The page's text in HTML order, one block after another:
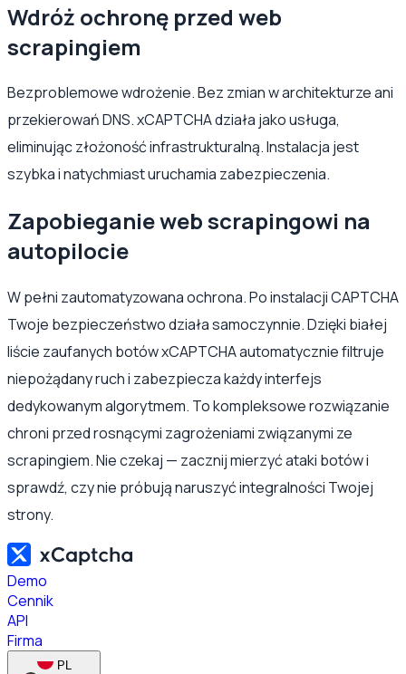
Wdróż ochronę przed web
scrapingiem
Bezproblemowe wdrożenie. Bez zmian w architekturze ani
przekierowań DNS. xCAPTCHA działa jako usługa,
eliminując złożoność infrastrukturalną. Instalacja jest
szybka i natychmiast uruchamia zabezpieczenia.
Zapobieganie web scrapingowi na
autopilocie
W pełni zautomatyzowana ochrona. Po instalacji CAPTCHA
Twoje bezpieczeństwo działa samoczynnie. Dzięki białej
liście zaufanych botów xCAPTCHA automatycznie filtruje
niepożądany ruch i zabezpiecza każdy interfejs
dedykowanym algorytmem. To kompleksowe rozwiązanie
chroni przed rosnącymi zagrożeniami związanymi ze
scrapingiem. Nie czekaj — zacznij mierzyć ataki botów i
sprawdź, czy nie próbują naruszyć integralności Twojej
strony.
Demo
Cennik
API
Firma
PL